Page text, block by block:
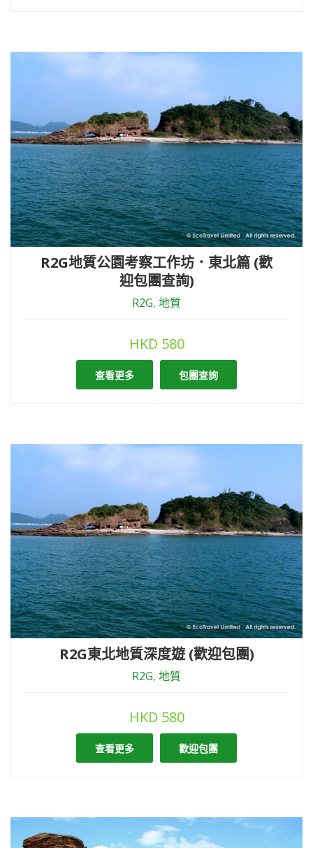
R2G地質公園考察工作坊．東北篇 (歡
迎包團查詢)
R2G, 地質
HKD 580
查看更多 包團查詢
R2G東北地質深度遊 (歡迎包團)
R2G, 地質
HKD 580
查看更多 歡迎包團